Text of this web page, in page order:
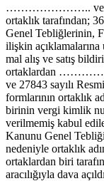
………………….. ve
ortaklık tarafından;
Genel Tebliğlerinin,
ilişkin
mal alış ve satış
ortaklardan
ve 27843 sayılı
formlarının ortaklık
birinin vergi kimlik
verilmemiş kabul
Kanunu Genel
nedeniyle ortaklık
ortaklardan biri
aracılığıyla dava